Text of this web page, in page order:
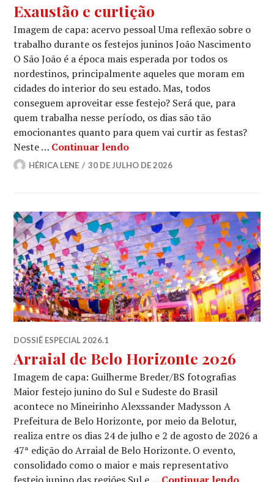
Exaustão e curtição
Imagem de capa: acervo pessoal Uma reflexão sobre o
trabalho durante os festejos juninos João Nascimento
O São João é a época mais esperada por todos os
nordestinos, principalmente aqueles que moram em
cidades do interior do seu estado. Mas, todos
conseguem aproveitar esse festejo? Será que, para
quem trabalha nesse período, os dias são tão
emocionantes quanto para quem vai curtir as festas?
Neste … Continuar lendoExaustão e curtição
HÉRICA LENE 30 DE JULHO DE 2026
DOSSIÊ ESPECIAL 2026.1
Arraial de Belo Horizonte 2026
Imagem de capa: Guilherme Breder/BS fotografias
Maior festejo junino do Sul e Sudeste do Brasil
acontece no Mineirinho Alexssander Madysson A
Prefeitura de Belo Horizonte, por meio da Belotur,
realiza entre os dias 24 de julho e 2 de agosto de 2026 a
47ª edição do Arraial de Belo Horizonte. O evento,
consolidado como o maior e mais representativo
Arraial